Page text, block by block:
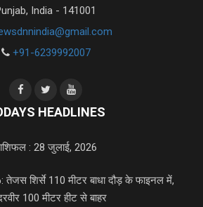
India - 141001
+91-6239992007
HEADLINES
: 28 जुलाई, 2026
शिर्से 110 मीटर बाधा दौड़ के फाइनल में,
100 मीटर हीट से बाहर